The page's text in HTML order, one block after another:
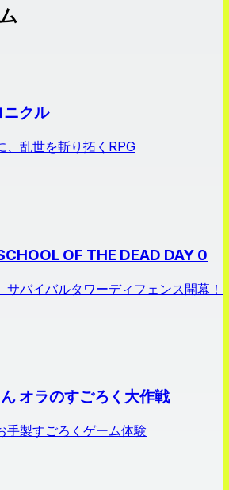
ニクル
、乱世を斬り拓くRPG
OF THE DEAD DAY 0
バイバルタワーディフェンス開幕！
オラのすごろく大作戦
手製すごろくゲーム体験